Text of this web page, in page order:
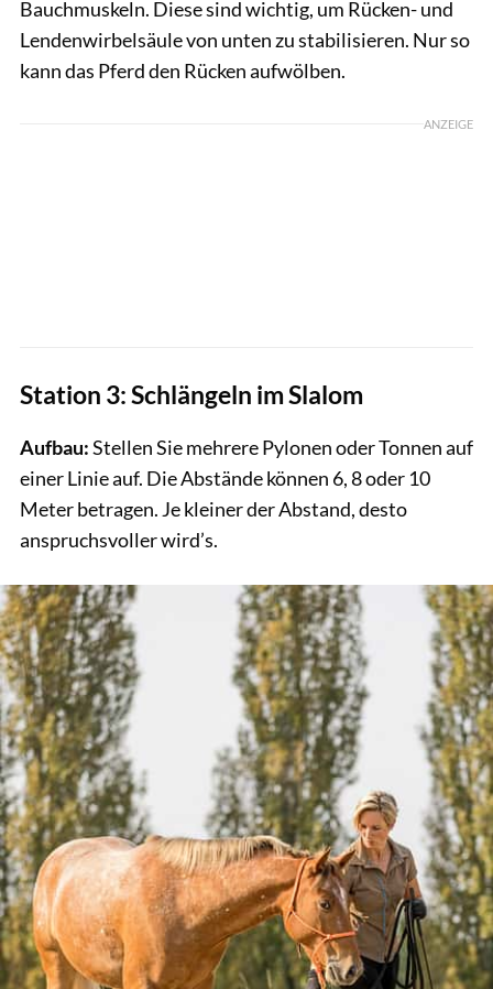
Bauchmuskeln. Diese sind wichtig, um Rücken- und
Lendenwirbelsäule von unten zu stabilisieren. Nur so
kann das Pferd den Rücken aufwölben.
ANZEIGE
Station 3: Schlängeln im Slalom
Aufbau:Stellen Sie mehrere Pylonen oder Tonnen auf
einer Linie auf. Die Abstände können 6, 8 oder 10
Meter betragen. Je kleiner der Abstand, desto
anspruchsvoller wird’s.